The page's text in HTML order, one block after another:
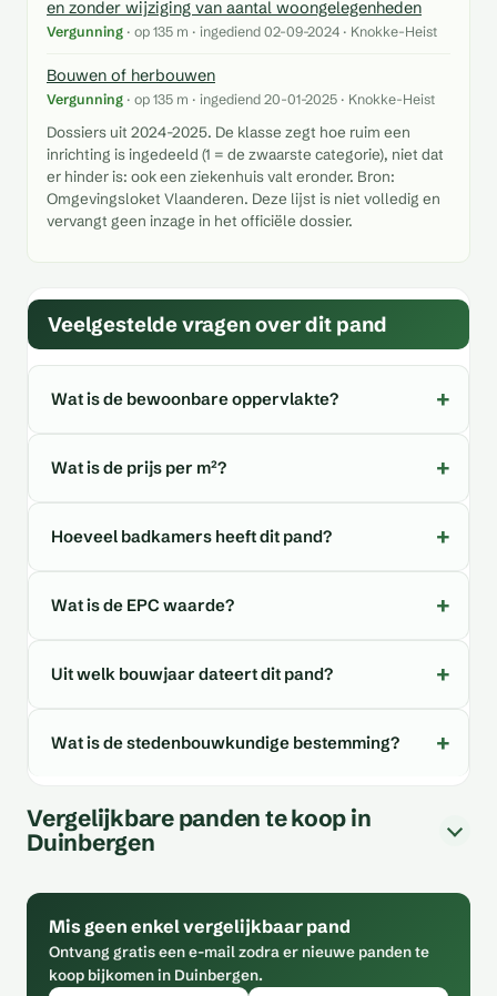
en zonder wijziging van aantal woongelegenheden
Vergunning · op 135 m · ingediend 02-09-2024 · Knokke-Heist
Bouwen of herbouwen
Vergunning · op 135 m · ingediend 20-01-2025 · Knokke-Heist
Dossiers uit 2024-2025. De klasse zegt hoe ruim een
inrichting is ingedeeld (1 = de zwaarste categorie), niet dat
er hinder is: ook een ziekenhuis valt eronder. Bron:
Omgevingsloket Vlaanderen. Deze lijst is niet volledig en
vervangt geen inzage in het officiële dossier.
Veelgestelde vragen over dit pand
Wat is de bewoonbare oppervlakte?
Wat is de prijs per m²?
Hoeveel badkamers heeft dit pand?
Wat is de EPC waarde?
Uit welk bouwjaar dateert dit pand?
Wat is de stedenbouwkundige bestemming?
Vergelijkbare panden te koop in
Duinbergen
Mis geen enkel vergelijkbaar pand
Ontvang gratis een e-mail zodra er nieuwe panden te
koop bijkomen in Duinbergen.